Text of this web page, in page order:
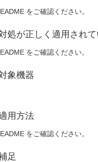
をご確認ください。
処が正しく適用され
をご確認ください。
象機器
用方法
をご確認ください。
足